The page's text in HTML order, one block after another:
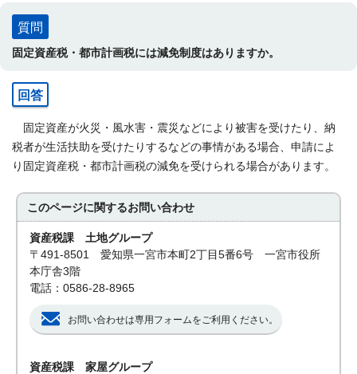
質問
固定資産税・都市計画税には減免制度はありますか。
回答
固定資産が火災・風水害・震災などにより被害を受けたり、納
税者が生活扶助を受けたりするなどの事情がある場合、申請によ
り固定資産税・都市計画税の減免を受けられる場合があります。
このページに関するお問い合わせ
資産税課 土地グループ
〒491-8501 愛知県一宮市本町2丁目5番6号 一宮市役所
本庁舎3階
電話：0586-28-8965
お問い合わせは専用フォームをご利用ください。
資産税課 家屋グループ